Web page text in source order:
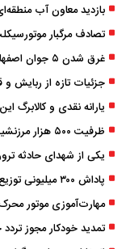
غرق شدن ۵ جوان اصفهانی در سواحل رامسر
یارانه نقدی و کالابرگ